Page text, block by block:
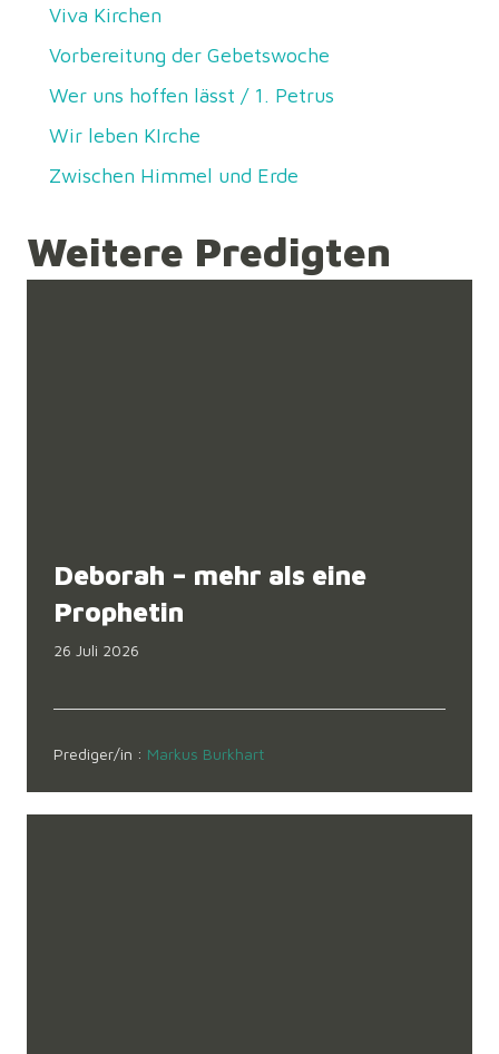
Viva Kirchen
Vorbereitung der Gebetswoche
Wer uns hoffen lässt / 1. Petrus
Wir leben KIrche
Zwischen Himmel und Erde
Weitere Predigten
Deborah – mehr als eine
Prophetin
26 Juli 2026
Prediger/in : Markus Burkhart